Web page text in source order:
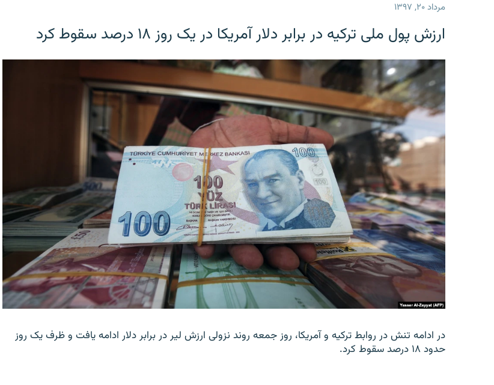
مرداد ۲۰, ۱۳۹۷
ارزش پول ملی ترکیه در برابر دلار آمریکا در یک روز ۱۸ درصد سقوط کرد
در ادامه تنش در روابط ترکیه و آمریکا، روز جمعه روند نزولی ارزش لیر در برابر دلار ادامه یافت و ظرف یک روز
حدود ۱۸ درصد سقوط کرد.